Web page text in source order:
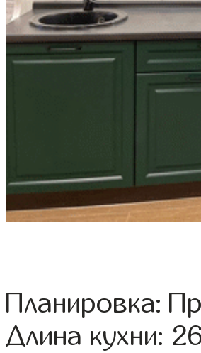
Планировка:
Длина кухни: